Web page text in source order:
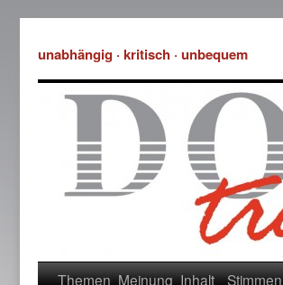
unabhängig · kritisch · unbequem
Themen Meinung Inhalt Stimmen